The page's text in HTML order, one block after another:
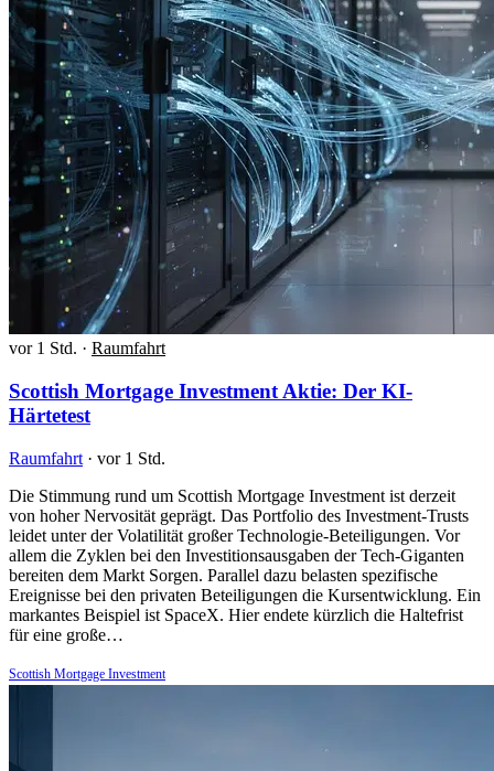
vor 1 Std. · Raumfahrt
Scottish Mortgage Investment Aktie: Der KI-
Härtetest
Raumfahrt · vor 1 Std.
Die Stimmung rund um Scottish Mortgage Investment ist derzeit
von hoher Nervosität geprägt. Das Portfolio des Investment-Trusts
leidet unter der Volatilität großer Technologie-Beteiligungen. Vor
allem die Zyklen bei den Investitionsausgaben der Tech-Giganten
bereiten dem Markt Sorgen. Parallel dazu belasten spezifische
Ereignisse bei den privaten Beteiligungen die Kursentwicklung. Ein
markantes Beispiel ist SpaceX. Hier endete kürzlich die Haltefrist
für eine große…
Scottish Mortgage Investment